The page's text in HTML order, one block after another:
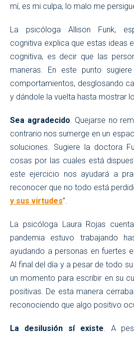
mí, es mi culpa, lo malo me
La psicóloga Allison Funk,
cognitiva explica que estas ideas
cognitiva, es decir que las
maneras. En este punto
comportamientos, desglosando
y dándole la vuelta hasta mostrar
Sea agradecido . Quejarse no
contrario nos sumerge en un
soluciones. Sugiere la doctora
cosas por las cuales está
este ejercicio nos ayudará a
reconocer que no todo está
y sus virtudes”.
La psicóloga Laura Rojas
pandemia estuvo trabajando
ayudando a personas en fuertes
Al final del día y a pesar de todo
un momento para escribir en su
positivas. De esta manera
reconociendo que algo positivo
La desilusión sí existe . A